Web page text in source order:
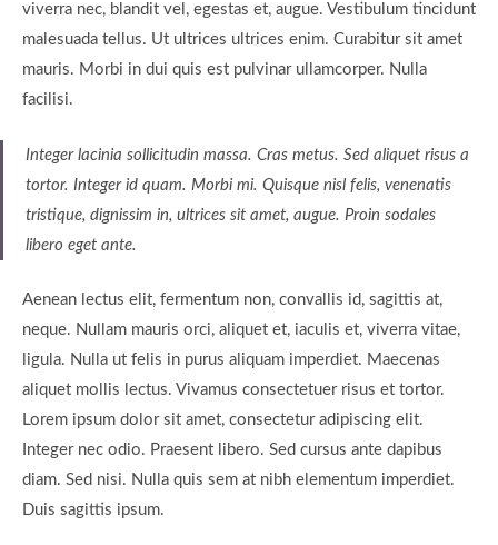
viverra nec, blandit vel, egestas et, augue. Vestibulum tincidunt
malesuada tellus. Ut ultrices ultrices enim. Curabitur sit amet
mauris. Morbi in dui quis est pulvinar ullamcorper. Nulla
facilisi.
Integer lacinia sollicitudin massa. Cras metus. Sed aliquet risus a
tortor. Integer id quam. Morbi mi. Quisque nisl felis, venenatis
tristique, dignissim in, ultrices sit amet, augue. Proin sodales
libero eget ante.
Aenean lectus elit, fermentum non, convallis id, sagittis at,
neque. Nullam mauris orci, aliquet et, iaculis et, viverra vitae,
ligula. Nulla ut felis in purus aliquam imperdiet. Maecenas
aliquet mollis lectus. Vivamus consectetuer risus et tortor.
Lorem ipsum dolor sit amet, consectetur adipiscing elit.
Integer nec odio. Praesent libero. Sed cursus ante dapibus
diam. Sed nisi. Nulla quis sem at nibh elementum imperdiet.
Duis sagittis ipsum.